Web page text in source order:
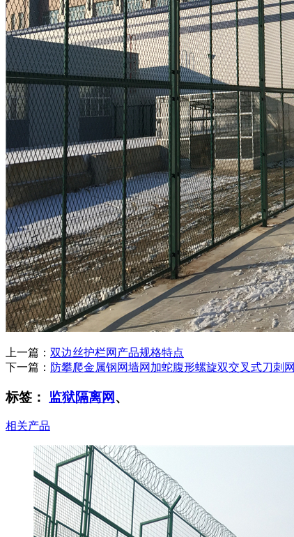
上一篇： 双边丝护栏网产品规格特点
下一篇： 防攀爬金属钢网墙网加蛇腹形螺旋双交叉式刀刺网
标签： 监狱隔离网 、
相关产品